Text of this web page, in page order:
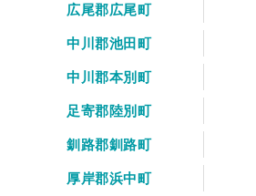
広尾郡広尾町
中川郡池田町
中川郡本別町
足寄郡陸別町
釧路郡釧路町
厚岸郡浜中町